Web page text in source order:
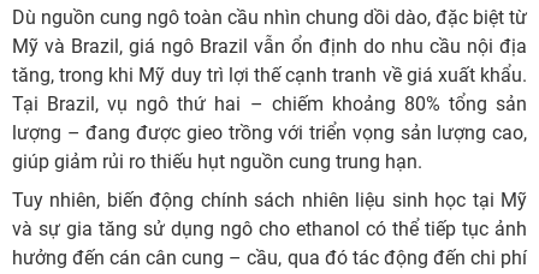
Dù nguồn cung ngô toàn cầu nhìn chung dồi dào, đặc biệt từ
Mỹ và Brazil, giá ngô Brazil vẫn ổn định do nhu cầu nội địa
tăng, trong khi Mỹ duy trì lợi thế cạnh tranh về giá xuất khẩu.
Tại Brazil, vụ ngô thứ hai – chiếm khoảng 80% tổng sản
lượng – đang được gieo trồng với triển vọng sản lượng cao,
giúp giảm rủi ro thiếu hụt nguồn cung trung hạn.
Tuy nhiên, biến động chính sách nhiên liệu sinh học tại Mỹ
và sự gia tăng sử dụng ngô cho ethanol có thể tiếp tục ảnh
hưởng đến cán cân cung – cầu, qua đó tác động đến chi phí